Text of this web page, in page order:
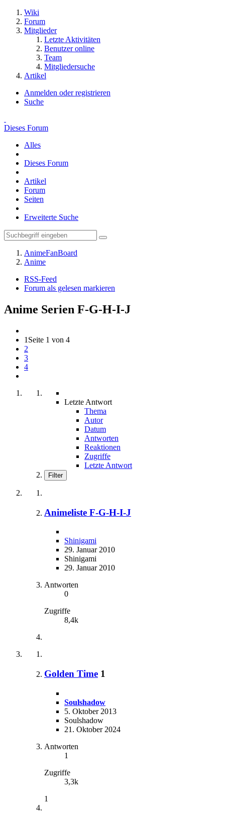
Wiki
Forum
Mitglieder
Letzte Aktivitäten
Benutzer online
Team
Mitgliedersuche
Artikel
Anmelden oder registrieren
Suche
Dieses Forum
Alles
Dieses Forum
Artikel
Forum
Seiten
Erweiterte Suche
AnimeFanBoard
Anime
RSS-Feed
Forum als gelesen markieren
Anime Serien F-G-H-I-J
1 Seite 1 von 4
2
3
4
Letzte Antwort
Thema
Autor
Datum
Antworten
Reaktionen
Zugriffe
Letzte Antwort
Filter
Animeliste F-G-H-I-J
Shinigami
29. Januar 2010
Shinigami
29. Januar 2010
Antworten
0
Zugriffe
8,4k
Golden Time 1
Soulshadow
5. Oktober 2013
Soulshadow
21. Oktober 2024
Antworten
1
Zugriffe
3,3k
1